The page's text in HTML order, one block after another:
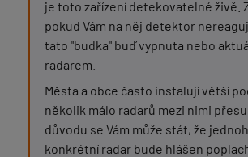
je toto zařízení detekovatelné živě.
pokud Vám na něj detektor
tato "budka" buď vypnuta nebo
radarem.
Města a obce často instalují větší
několik málo radarů mezi nimi
důvodu se Vám může stát, že
konkrétní radar bude hlášen